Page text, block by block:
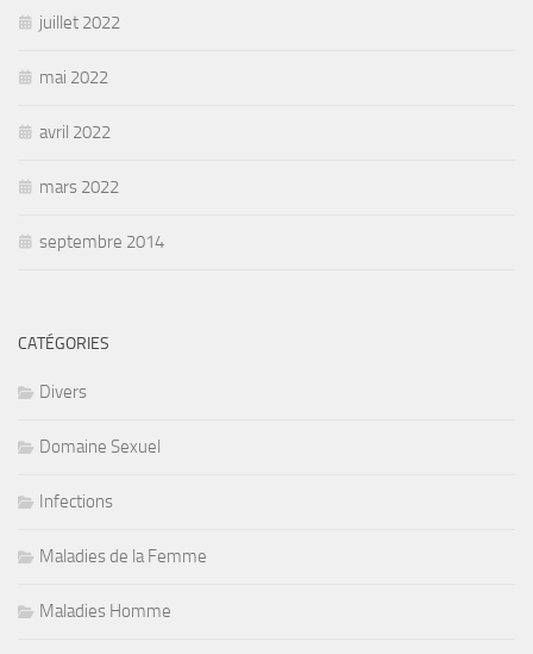
juillet 2022
mai 2022
avril 2022
mars 2022
septembre 2014
CATÉGORIES
Divers
Domaine Sexuel
Infections
Maladies de la Femme
Maladies Homme